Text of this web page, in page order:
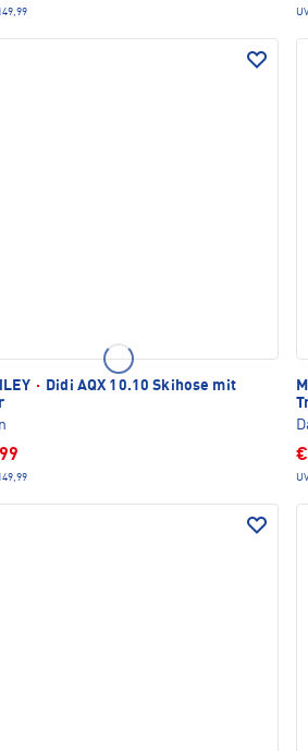
·
Didi AQX 10.10 Skihose mit